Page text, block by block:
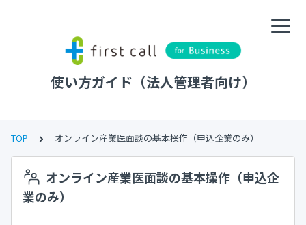
使い方ガイド（法人管理者向け）
TOP オンライン産業医面談の基本操作（申込企業のみ）
オンライン産業医面談の基本操作（申込企
業のみ）